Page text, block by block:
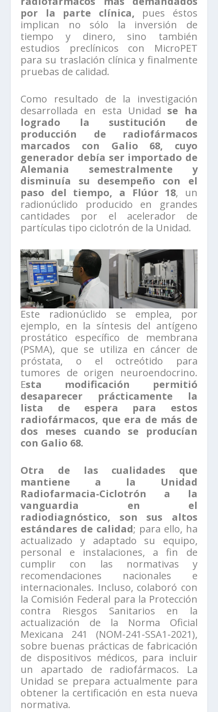
por la parte clínica, pues éstos
implican no sólo la inversión de
tiempo y dinero, sino también
estudios preclínicos con MicroPET
para su traslación clínica y finalmente
pruebas de calidad.
Como resultado de la investigación
desarrollada en esta Unidad se ha
logrado la sustitución de
producción de radiofármacos
marcados con Galio 68, cuyo
generador debía ser importado de
Alemania semestralmente y
disminuía su desempeño con el
paso del tiempo, a Flúor 18, un
radionúclido producido en grandes
cantidades por el acelerador de
partículas tipo ciclotrón de la Unidad.
Este radionúclido se emplea, por
ejemplo, en la síntesis del antígeno
prostático específico de membrana
(PSMA), que se utiliza en cáncer de
próstata, o el octreótido para
tumores de origen neuroendocrino.
Esta modificación permitió
desaparecer prácticamente la
lista de espera para estos
radiofármacos, que era de más de
dos meses cuando se producían
con Galio 68.
Otra de las cualidades que
mantiene a la Unidad
Radiofarmacia-Ciclotrón a la
vanguardia en el
radiodiagnóstico, son sus altos
estándares de calidad; para ello, ha
actualizado y adaptado su equipo,
personal e instalaciones, a fin de
cumplir con las normativas y
recomendaciones nacionales e
internacionales. Incluso, colaboró con
la Comisión Federal para la Protección
contra Riesgos Sanitarios en la
actualización de la Norma Oficial
Mexicana 241 (NOM-241-SSA1-2021),
sobre buenas prácticas de fabricación
de dispositivos médicos, para incluir
un apartado de radiofármacos. La
Unidad se prepara actualmente para
obtener la certificación en esta nueva
normativa.